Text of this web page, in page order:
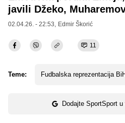
javili Džeko,
02.04.26. - 22:53, Edmir Škorić
11
Teme: Fudbalska reprezentacija
Dodajte SportSport